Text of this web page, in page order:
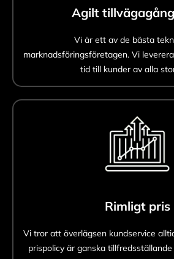
Agilt
Vi är ett av de bästa
marknadsföringsföretagen. Vi
tid till kunder av alla
Rimligt pris
Vi tror att överlägsen kundservice
prispolicy är ganska